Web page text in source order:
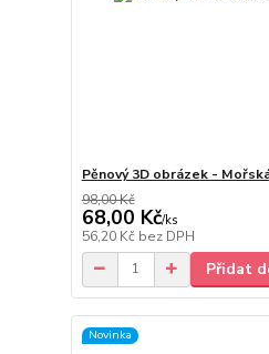
Pěnový 3D obrázek -
98,00 Kč
68,00 Kč/ks
56,20 Kč bez DPH
Přidat
Novinka